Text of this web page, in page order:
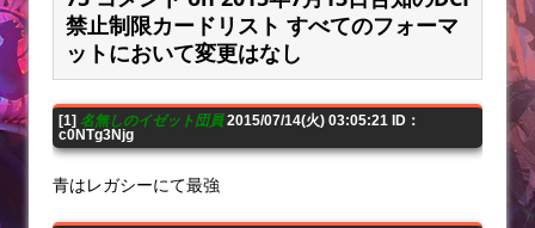
禁止制限カードリスト すべてのフォーマ
ットにおいて変更はなし
[1] 名無しのイゼット団員2015/07/14(火) 03:05:21 ID：
c0NTg3Njg
青はレガシーにて最強